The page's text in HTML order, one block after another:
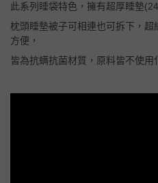
此系列睡袋特色，擁有超厚睡墊
枕頭睡墊被子可相連也可拆下，
方便，
皆為抗螨抗菌材質，原料皆不使用